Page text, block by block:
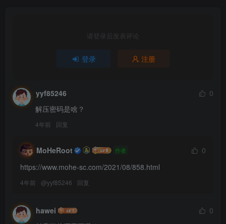
请登录后发表评论
登录 注册
yyf85246
0
解压密码是啥？
4年前 回复
MoHeRoot 作者
0
https://www.mohe-sc.com/2021/08/858.html
4年前 @yyf85246 回复
hawei
0